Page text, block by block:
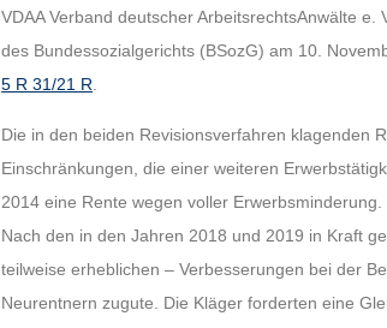
VDAA Verband deutscher ArbeitsrechtsAnwälte
des Bundessozialgerichts (BSozG) am 10.
5 R 31/21 R
Die in den beiden Revisionsverfahren klagenden
Einschränkungen, die einer weiteren
2014 eine Rente wegen voller
Nach den in den Jahren 2018 und 2019 in Kraft
teilweise erheblichen – Verbesserungen bei der
Neurentnern zugute. Die Kläger forderten eine